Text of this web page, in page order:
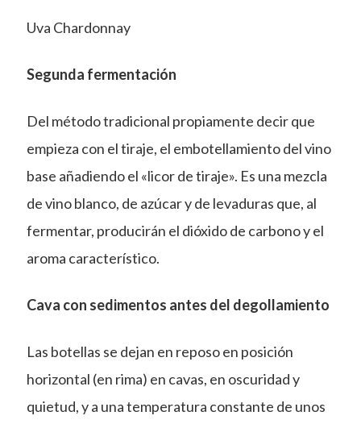
Uva Chardonnay
Segunda fermentación
Del método tradicional propiamente decir que
empieza con el tiraje, el embotellamiento del vino
base añadiendo el «licor de tiraje». Es una mezcla
de vino blanco, de azúcar y de levaduras que, al
fermentar, producirán el dióxido de carbono y el
aroma característico.
Cava con sedimentos antes del degollamiento
Las botellas se dejan en reposo en posición
horizontal (en rima) en cavas, en oscuridad y
quietud, y a una temperatura constante de unos